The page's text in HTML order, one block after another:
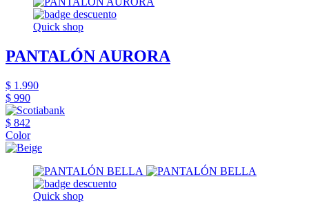
Quick shop
PANTALÓN AURORA
$ 1.990
$ 990
$ 842
Color
Quick shop